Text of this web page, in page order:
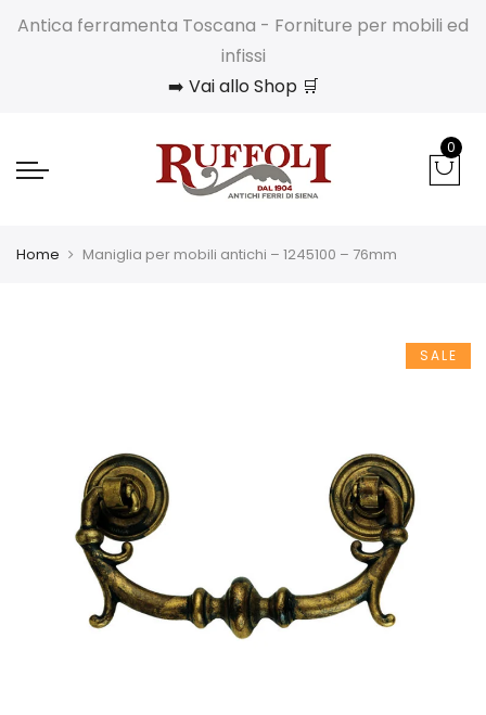
Antica ferramenta Toscana - Forniture per mobili ed
infissi
➡️ Vai allo Shop 🛒
0
Home Maniglia per mobili antichi – 1245100 – 76mm
SALE